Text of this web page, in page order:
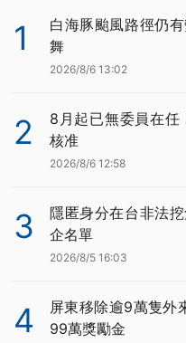
1
白海豚颱風路徑仍
舞
2026/8/6 13:02
2
8月起已無委員在任
核准
2026/8/6 12:58
3
隱匿身分在台非法
企名單
2026/8/5 16:03
4
屏東移除逾9萬隻外
99萬獎勵金